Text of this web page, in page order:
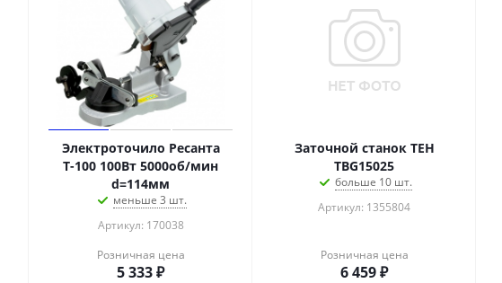
Электроточило Ресанта
Т-100 100Вт 5000об/мин
d=114мм
меньше 3 шт.
Артикул: 170038
Розничная цена
5 333₽
Заточной станок TEH
TBG15025
больше 10 шт.
Артикул: 1355804
Розничная цена
6 459₽